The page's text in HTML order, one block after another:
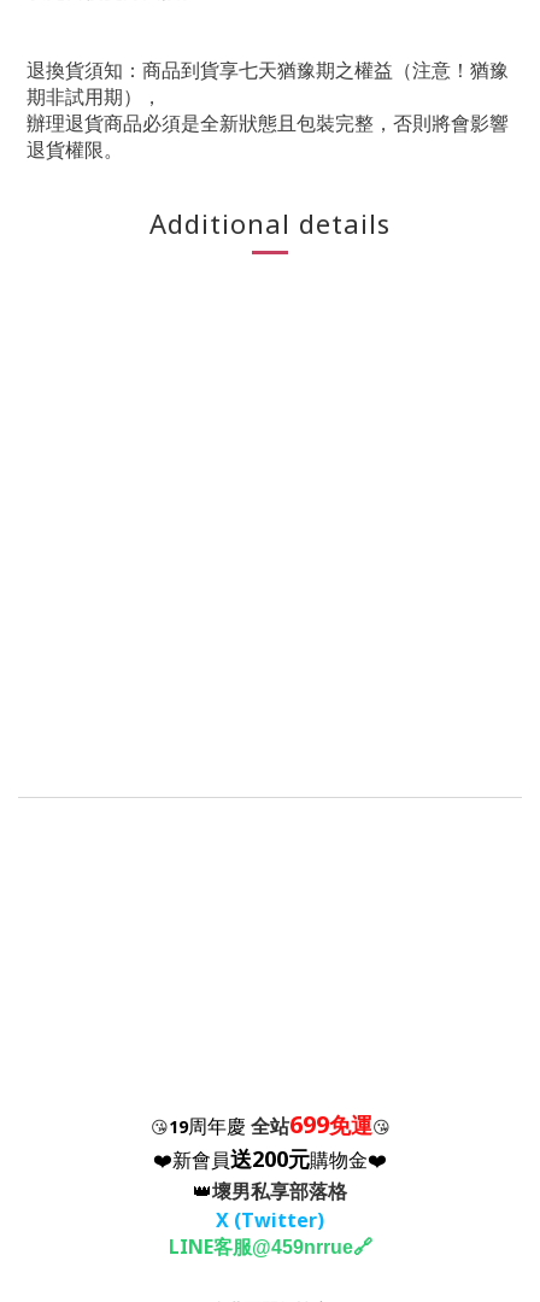
退換貨須知：商品到貨享七天猶豫期之權益（注意！猶豫
期非試用期），
辦理退貨商品必須是全新狀態且包裝完整，否則將會影響
退貨權限。
Additional details
😘19周年慶 全站699免運😘
❤️新會員送200元購物金❤️
👑壞男私享部落格
X (Twitter)
LINE客服@459nrrue🔗